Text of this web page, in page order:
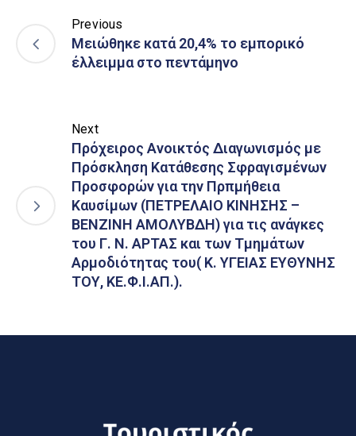
Previous
Μειώθηκε κατά 20,4% το εμπορικό
έλλειμμα στο πεντάμηνο
Next
Πρόχειρος Ανοικτός Διαγωνισμός με
Πρόσκληση Κατάθεσης Σφραγισμένων
Προσφορών για την Πρπμήθεια
Καυσίμων (ΠΕΤΡΕΛΑΙΟ ΚΙΝΗΣΗΣ –
ΒΕΝΖΙΝΗ ΑΜΟΛΥΒΔΗ) για τις ανάγκες
του Γ. Ν. ΑΡΤΑΣ και των Τμημάτων
Αρμοδιότητας του( Κ. ΥΓΕΙΑΣ ΕΥΘΥΝΗΣ
ΤΟΥ, ΚΕ.Φ.Ι.ΑΠ.).